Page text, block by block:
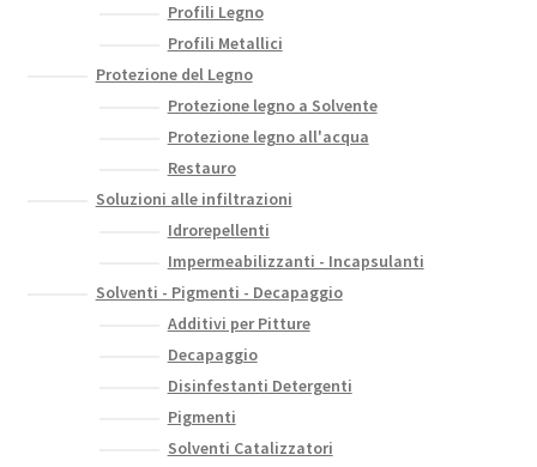
Profili Legno
Profili Metallici
Protezione del Legno
Protezione legno a Solvente
Protezione legno all'acqua
Restauro
Soluzioni alle infiltrazioni
Idrorepellenti
Impermeabilizzanti - Incapsulanti
Solventi - Pigmenti - Decapaggio
Additivi per Pitture
Decapaggio
Disinfestanti Detergenti
Pigmenti
Solventi Catalizzatori